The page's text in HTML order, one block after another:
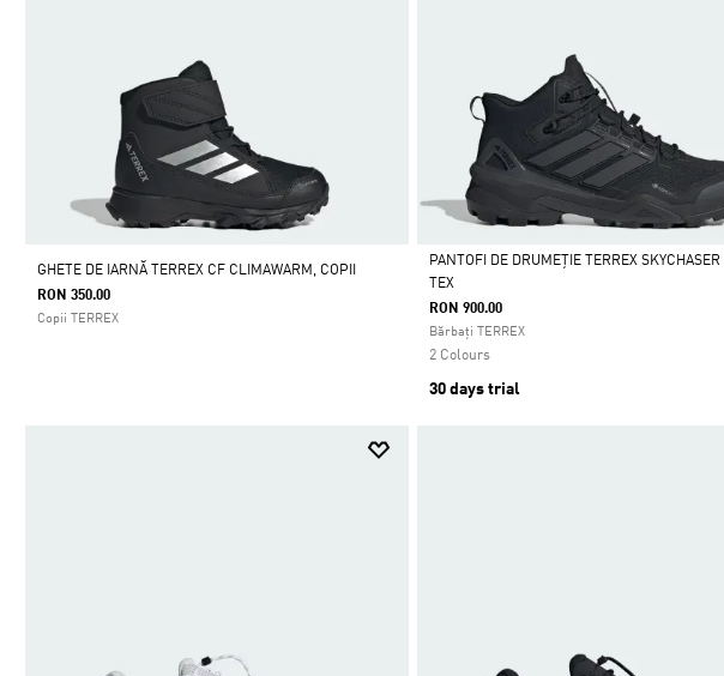
GHETE DE IARNĂ TERREX CF CLIMAWARM, COPII
RON 350.00
Copii TERREX
Da
PANTOFI DE DRUMEȚIE TERREX
TEX
RON 900.00
Bărbați TERREX
2 Colours
30 days trial